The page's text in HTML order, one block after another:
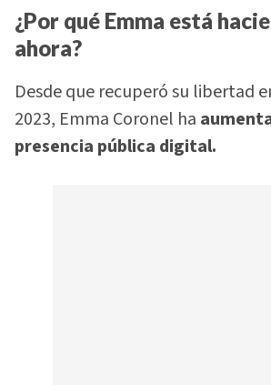
¿Por qué Emma está
ahora?
Desde que recuperó su libertad
2023, Emma Coronel ha
presencia pública digital.